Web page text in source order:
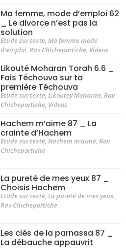
Ma femme, mode d’emploi 62
_ Le divorce n’est pas la
solution
Etude sur texte,Ma femme mode
d'emploi,Rav Chicheportiche, Videos
Likouté Moharan Torah 6.6 _
Fais Téchouva sur ta
première Téchouva
Etude sur texte,Likoutey Moharan,Rav
Chicheportiche, Videos
Hachem m’aime 87 _ La
crainte d’Hachem
Etude sur texte,Hachem m’aime,Rav
Chicheportiche
La pureté de mes yeux 87 _
Choisis Hachem
Etude sur texte,La pureté de mes yeux,
Rav Chicheportiche
Les clés de la parnassa 87 _
La débauche appauvrit